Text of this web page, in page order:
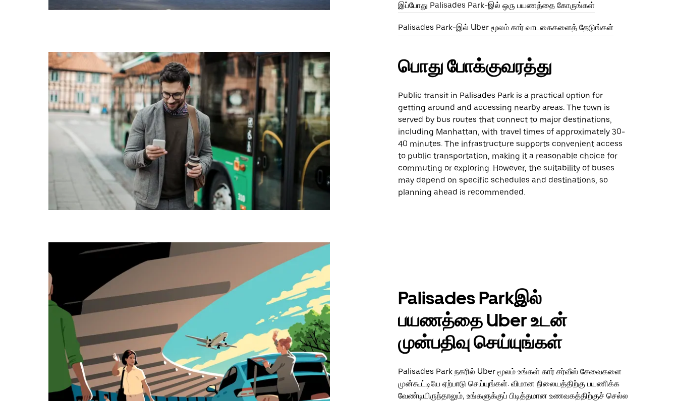
இப்போது Palisades Park-இல் ஒரு பயணத்தை கோருங்கள்
Palisades Park-இல் Uber மூலம் கார் வாடகைகளைத் தேடுங்கள்
பொது போக்குவரத்து
Public transit in Palisades Park is a practical option for
getting around and accessing nearby areas. The town is
served by bus routes that connect to major destinations,
including Manhattan, with travel times of approximately 30-
40 minutes. The infrastructure supports convenient access
to public transportation, making it a reasonable choice for
commuting or exploring. However, the suitability of buses
may depend on specific schedules and destinations, so
planning ahead is recommended.
Palisades Parkஇல்
பயணத்தை Uber உடன்
முன்பதிவு செய்யுங்கள்
Palisades Park நகரில் Uber மூலம் உங்கள் கார் சர்வீஸ் சேவைகளை
முன்கூட்டியே ஏற்பாடு செய்யுங்கள். விமான நிலையத்திற்கு பயணிக்க
வேண்டியிருந்தாலும், உங்களுக்குப் பிடித்தமான உணவகத்திற்குச் செல்ல